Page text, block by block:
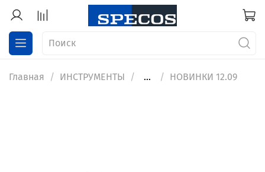
Главная ИНСТРУМЕНТЫ ... НОВИНКИ 12.09